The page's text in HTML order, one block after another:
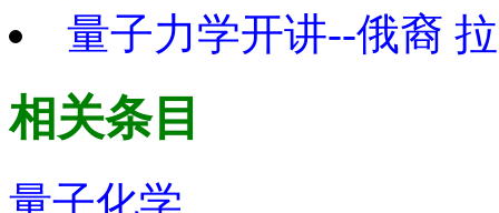
量子力学开讲--俄裔
相关条目
量子化学